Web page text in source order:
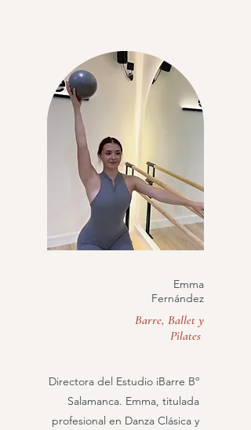
Emma
Fernández
Barre, Ballet y
Pilates
Directora del Estudio iBarre Bº
Salamanca. Emma, titulada
profesional en Danza Clásica y